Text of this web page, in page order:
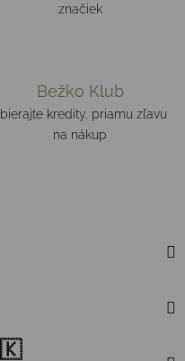
značiek
Bežko Klub
kredity, priamu zľavu
na nákup